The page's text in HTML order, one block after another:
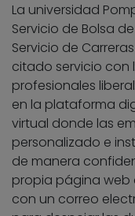
La universidad
Servicio de Bolsa
Servicio de
citado servicio con
profesionales
en la plataforma
virtual donde las
personalizado e
de manera
propia página
con un correo